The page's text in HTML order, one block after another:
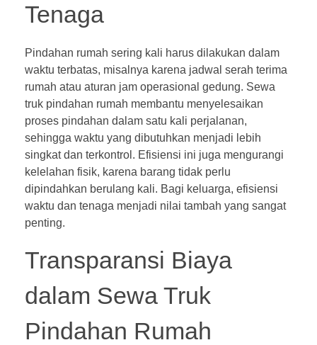
Tenaga
Pindahan rumah sering kali harus dilakukan dalam
waktu terbatas, misalnya karena jadwal serah terima
rumah atau aturan jam operasional gedung. Sewa
truk pindahan rumah membantu menyelesaikan
proses pindahan dalam satu kali perjalanan,
sehingga waktu yang dibutuhkan menjadi lebih
singkat dan terkontrol. Efisiensi ini juga mengurangi
kelelahan fisik, karena barang tidak perlu
dipindahkan berulang kali. Bagi keluarga, efisiensi
waktu dan tenaga menjadi nilai tambah yang sangat
penting.
Transparansi Biaya
dalam Sewa Truk
Pindahan Rumah